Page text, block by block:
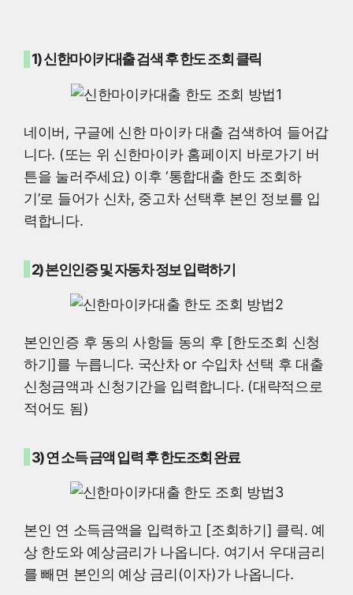
1) 신한마이카대출 검색 후 한도 조회 클릭
네이버, 구글에 신한 마이카 대출 검색하여 들어갑
니다. (또는 위 신한마이카 홈페이지 바로가기 버
튼을 눌러주세요) 이후 ‘통합대출 한도 조회하
기’로 들어가 신차, 중고차 선택후 본인 정보를 입
력합니다.
2) 본인인증 및 자동차 정보 입력하기
본인인증 후 동의 사항들 동의 후 [한도조회 신청
하기]를 누릅니다. 국산차 or 수입차 선택 후 대출
신청금액과 신청기간을 입력합니다. (대략적으로
적어도 됨)
3) 연 소득 금액 입력 후 한도조회 완료
본인 연 소득금액을 입력하고 [조회하기] 클릭. 예
상 한도와 예상금리가 나옵니다. 여기서 우대금리
를 빼면 본인의 예상 금리(이자)가 나옵니다.